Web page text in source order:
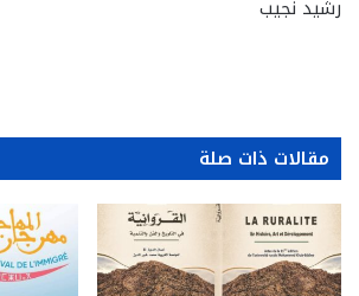
رشيد نجيب
مقالات ذات صلة